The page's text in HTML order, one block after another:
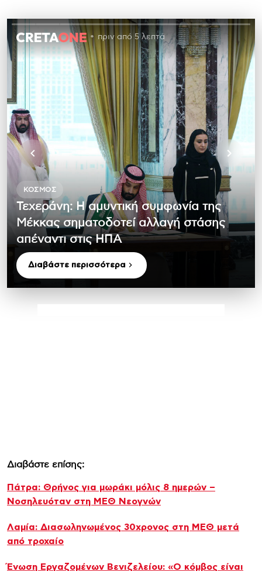
πριν από 5 λεπτά
ΚΌΣΜΟΣ
Τεχεράνη: Η αμυντική συμφωνία της
Μέκκας σηματοδοτεί αλλαγή στάσης
απέναντι στις ΗΠΑ
Διαβάστε περισσότερα
Διαβάστε επίσης:
Πάτρα: Θρήνος για μωράκι μόλις 8 ημερών –
Νοσηλευόταν στη ΜΕΘ Νεογνών
Λαμία: Διασωληνωμένος 30χρονος στη ΜΕΘ μετά
από τροχαίο
Ένωση Εργαζομένων Βενιζελείου: «Ο κόμβος είναι